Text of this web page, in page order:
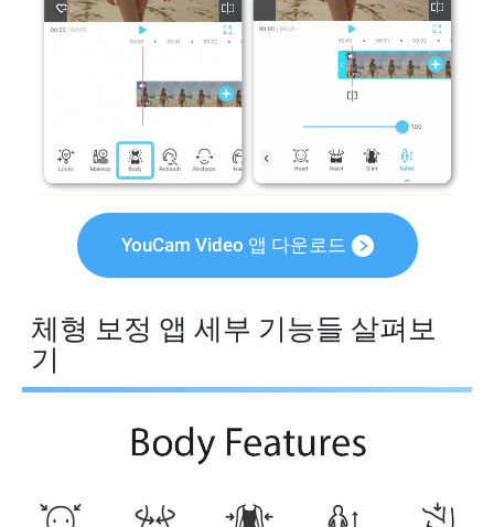
YouCam Video 앱 다운로드
체형 보정 앱 세부 기능들 살펴보
기